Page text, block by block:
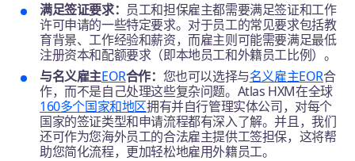
满足签证要求： 员工和担保雇主都需要满足签证和工作
许可申请的一些特定要求。对于员工的常见要求包括教
育背景、工作经验和薪资，而雇主则可能需要满足最低
注册资本和配额要求（即本地员工和外籍员工比例）。
与名义雇主EOR合作： 您也可以选择与名义雇主EOR合
作，而不是自己处理这些复杂问题。Atlas HXM在全球
160多个国家和地区拥有并自行管理实体公司，对每个
国家的签证类型和申请流程都有深入了解。并且，我们
还可作为您海外员工的合法雇主提供工签担保，这将帮
助您简化流程，更加轻松地雇用外籍员工。